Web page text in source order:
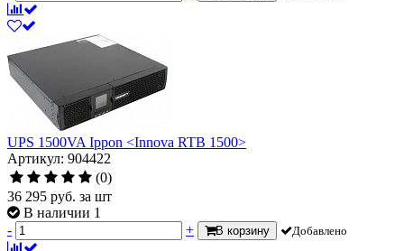
UPS 1500VA Ippon <Innova RTB 1500>
Артикул: 904422
(0)
36 295 руб. за шт
В наличии 1
-
+ В корзину Добавлено